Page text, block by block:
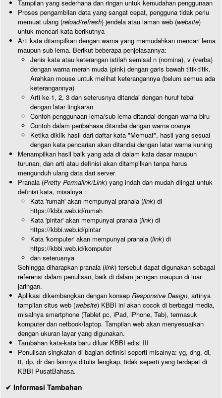
Tampilan yang sederhana dan ringan untuk kemudahan penggunaan
Proses pengambilan data yang sangat cepat, pengguna tidak perlu
memuat ulang (reload/refresh) jendela atau laman web (website)
untuk mencari kata berikutnya
Arti kata ditampilkan dengan warna yang memudahkan mencari lema
maupun sub lema. Berikut beberapa penjelasannya:
Jenis kata atau keterangan istilah semisal n (nomina), v (verba)
dengan warna merah muda (pink) dengan garis bawah titik-titik.
Arahkan mouse untuk melihat keterangannya (belum semua ada
keterangannya)
Arti ke-1, 2, 3 dan seterusnya ditandai dengan huruf tebal
dengan latar lingkaran
Contoh penggunaan lema/sub-lema ditandai dengan warna biru
Contoh dalam peribahasa ditandai dengan warna oranye
Ketika diklik hasil dari daftar kata "Memuat", hasil yang sesuai
dengan kata pencarian akan ditandai dengan latar warna kuning
Menampilkan hasil baik yang ada di dalam kata dasar maupun
turunan, dan arti atau definisi akan ditampilkan tanpa harus
mengunduh ulang data dari server
Pranala (Pretty Permalink/Link) yang indah dan mudah diingat untuk
definisi kata, misalnya :
Kata 'rumah' akan mempunyai pranala (link) di
https://kbbi.web.id/rumah
Kata 'pintar' akan mempunyai pranala (link) di
https://kbbi.web.id/pintar
Kata 'komputer' akan mempunyai pranala (link) di
https://kbbi.web.id/komputer
dan seterusnya
Sehingga diharapkan pranala (link) tersebut dapat digunakan sebagai
referensi dalam penulisan, baik di dalam jaringan maupun di luar
jaringan.
Aplikasi dikembangkan dengan konsep Responsive Design, artinya
tampilan situs web (website) KBBI ini akan cocok di berbagai media,
misalnya smartphone (Tablet pc, iPad, iPhone, Tab), termasuk
komputer dan netbook/laptop. Tampilan web akan menyesuaikan
dengan ukuran layar yang digunakan.
Tambahan kata-kata baru diluar KBBI edisi III
Penulisan singkatan di bagian definisi seperti misalnya: yg, dng, dl,
tt, dp, dr dan lainnya ditulis lengkap, tidak seperti yang terdapat di
KBBI PusatBahasa.
✔ Informasi Tambahan